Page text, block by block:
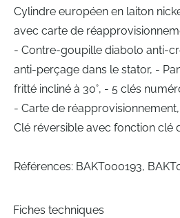
Cylindre européen en laiton
avec carte de
- Contre-goupille diabolo anti-
anti-perçage dans le stator, -
fritté incliné à 30°, - 5 clés
- Carte de
Clé réversible avec fonction clé
Références: BAKT000193,
Fiches techniques